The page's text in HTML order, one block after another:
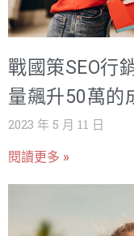
戰國策SEO行
量飆升50萬的
2023 年 5 月 11 日
閱讀更多 »